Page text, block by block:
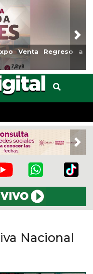
Venta Regreso a
Nacional